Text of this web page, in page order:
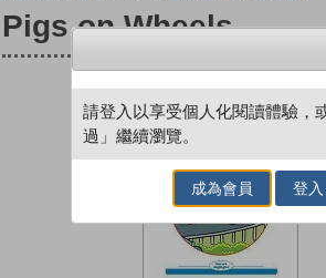
Pigs on Wheels
請登入以享受個人化閱讀體驗，
過」繼續瀏覽。
成為會員 登入